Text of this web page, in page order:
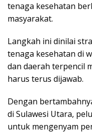
tenaga kesehatan
masyarakat.
Langkah ini dinilai
tenaga kesehatan di
dan daerah terpencil
harus terus dijawab.
Dengan
di Sulawesi Utara,
untuk mengenyam